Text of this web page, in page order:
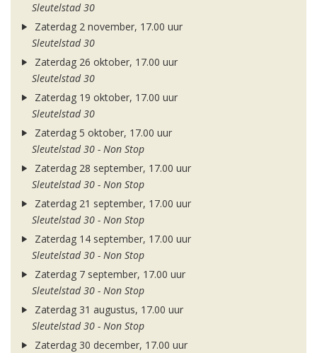
Sleutelstad 30
Zaterdag 2 november, 17.00 uur
Sleutelstad 30
Zaterdag 26 oktober, 17.00 uur
Sleutelstad 30
Zaterdag 19 oktober, 17.00 uur
Sleutelstad 30
Zaterdag 5 oktober, 17.00 uur
Sleutelstad 30 - Non Stop
Zaterdag 28 september, 17.00 uur
Sleutelstad 30 - Non Stop
Zaterdag 21 september, 17.00 uur
Sleutelstad 30 - Non Stop
Zaterdag 14 september, 17.00 uur
Sleutelstad 30 - Non Stop
Zaterdag 7 september, 17.00 uur
Sleutelstad 30 - Non Stop
Zaterdag 31 augustus, 17.00 uur
Sleutelstad 30 - Non Stop
Zaterdag 30 december, 17.00 uur